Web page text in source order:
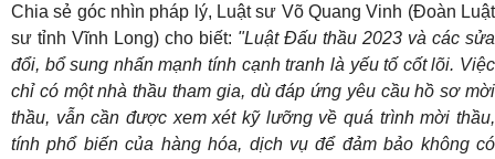
Chia sẻ góc nhìn pháp lý, Luật sư Võ Quang Vinh (Đoàn Luật
sư tỉnh Vĩnh Long) cho biết: "Luật Đấu thầu 2023 và các sửa
đổi, bổ sung nhấn mạnh tính cạnh tranh là yếu tố cốt lõi. Việc
chỉ có một nhà thầu tham gia, dù đáp ứng yêu cầu hồ sơ mời
thầu, vẫn cần được xem xét kỹ lưỡng về quá trình mời thầu,
tính phổ biến của hàng hóa, dịch vụ để đảm bảo không có